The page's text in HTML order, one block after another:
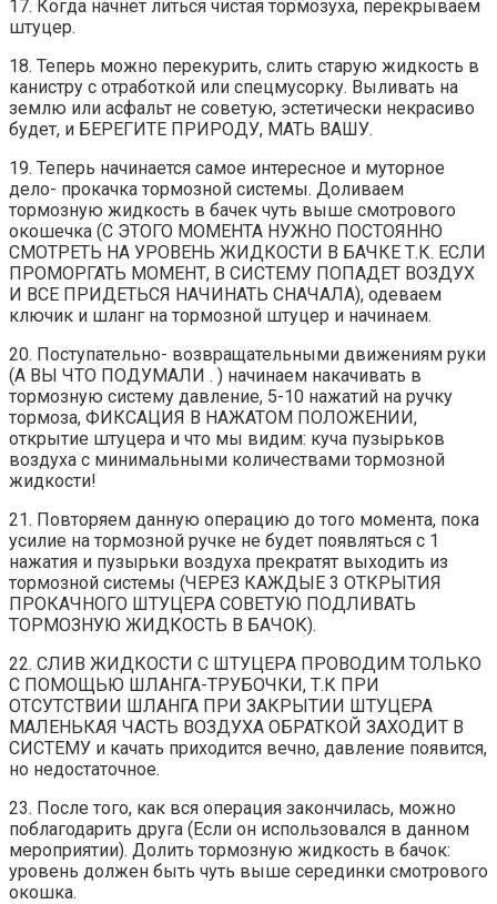
17. Когда начнет литься чистая тормозуха, перекрываем
штуцер.
18. Теперь можно перекурить, слить старую жидкость в
канистру с отработкой или спецмусорку. Выливать на
землю или асфальт не советую, эстетически некрасиво
будет, и БЕРЕГИТЕ ПРИРОДУ, МАТЬ ВАШУ.
19. Теперь начинается самое интересное и муторное
дело- прокачка тормозной системы. Доливаем
тормозную жидкость в бачек чуть выше смотрового
окошечка (С ЭТОГО МОМЕНТА НУЖНО ПОСТОЯННО
СМОТРЕТЬ НА УРОВЕНЬ ЖИДКОСТИ В БАЧКЕ Т.К. ЕСЛИ
ПРОМОРГАТЬ МОМЕНТ, В СИСТЕМУ ПОПАДЕТ ВОЗДУХ
И ВСЕ ПРИДЕТЬСЯ НАЧИНАТЬ СНАЧАЛА), одеваем
ключик и шланг на тормозной штуцер и начинаем.
20. Поступательно- возвращательными движениям руки
(А ВЫ ЧТО ПОДУМАЛИ . ) начинаем накачивать в
тормозную систему давление, 5-10 нажатий на ручку
тормоза, ФИКСАЦИЯ В НАЖАТОМ ПОЛОЖЕНИИ,
открытие штуцера и что мы видим: куча пузырьков
воздуха с минимальными количествами тормозной
жидкости!
21. Повторяем данную операцию до того момента, пока
усилие на тормозной ручке не будет появляться с 1
нажатия и пузырьки воздуха прекратят выходить из
тормозной системы (ЧЕРЕЗ КАЖДЫЕ 3 ОТКРЫТИЯ
ПРОКАЧНОГО ШТУЦЕРА СОВЕТУЮ ПОДЛИВАТЬ
ТОРМОЗНУЮ ЖИДКОСТЬ В БАЧОК).
22. СЛИВ ЖИДКОСТИ С ШТУЦЕРА ПРОВОДИМ ТОЛЬКО
С ПОМОЩЬЮ ШЛАНГА-ТРУБОЧКИ, Т.К ПРИ
ОТСУТСТВИИ ШЛАНГА ПРИ ЗАКРЫТИИ ШТУЦЕРА
МАЛЕНЬКАЯ ЧАСТЬ ВОЗДУХА ОБРАТКОЙ ЗАХОДИТ В
СИСТЕМУ и качать приходится вечно, давление появится,
но недостаточное.
23. После того, как вся операция закончилась, можно
поблагодарить друга (Если он использовался в данном
мероприятии). Долить тормозную жидкость в бачок:
уровень должен быть чуть выше серединки смотрового
окошка.